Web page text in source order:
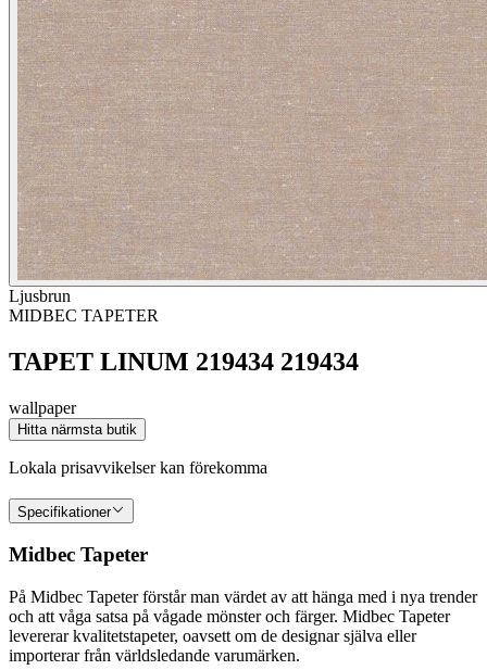
Ljusbrun
MIDBEC TAPETER
TAPET LINUM 219434 219434
wallpaper
Hitta närmsta butik
Lokala prisavvikelser kan förekomma
Specifikationer
Midbec Tapeter
På Midbec Tapeter förstår man värdet av att hänga med i nya trender
och att våga satsa på vågade mönster och färger. Midbec Tapeter
levererar kvalitetstapeter, oavsett om de designar själva eller
importerar från världsledande varumärken.